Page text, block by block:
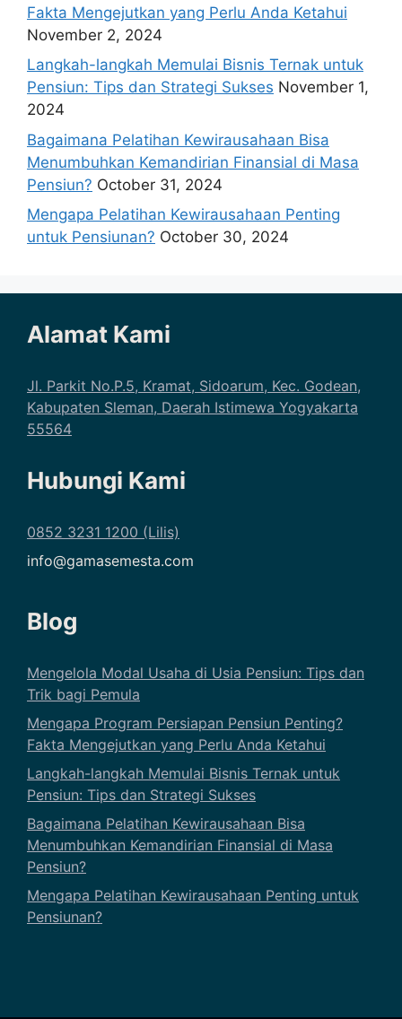
Fakta Mengejutkan yang Perlu Anda Ketahui
November 2, 2024
Langkah-langkah Memulai Bisnis Ternak untuk
Pensiun: Tips dan Strategi Sukses November 1,
2024
Bagaimana Pelatihan Kewirausahaan Bisa
Menumbuhkan Kemandirian Finansial di Masa
Pensiun? October 31, 2024
Mengapa Pelatihan Kewirausahaan Penting
untuk Pensiunan? October 30, 2024
Alamat Kami
Jl. Parkit No.P.5, Kramat, Sidoarum, Kec. Godean,
Kabupaten Sleman, Daerah Istimewa Yogyakarta
55564
Hubungi Kami
0852 3231 1200 (Lilis)
info@gamasemesta.com
Blog
Mengelola Modal Usaha di Usia Pensiun: Tips dan
Trik bagi Pemula
Mengapa Program Persiapan Pensiun Penting?
Fakta Mengejutkan yang Perlu Anda Ketahui
Langkah-langkah Memulai Bisnis Ternak untuk
Pensiun: Tips dan Strategi Sukses
Bagaimana Pelatihan Kewirausahaan Bisa
Menumbuhkan Kemandirian Finansial di Masa
Pensiun?
Mengapa Pelatihan Kewirausahaan Penting untuk
Pensiunan?